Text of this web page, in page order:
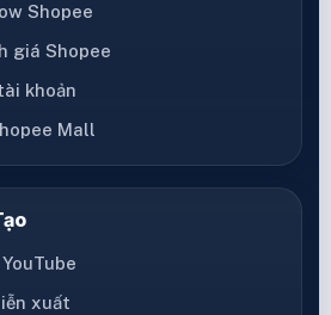
Shopee
giá Shopee
khoản
Mall
xuất